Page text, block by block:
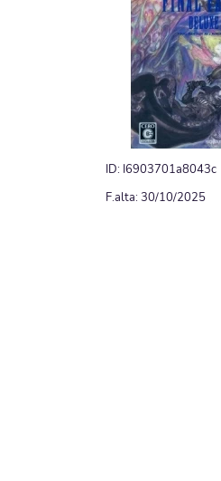
ID: I6903701a8043c
F.alta: 30/10/2025